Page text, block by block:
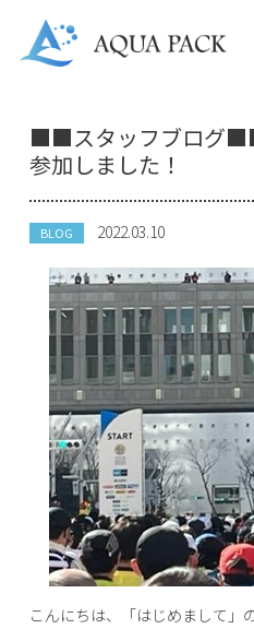
■■スタッフブログ
参加しました！
BLOG 2022.03.10
こんにちは、「はじめまして」